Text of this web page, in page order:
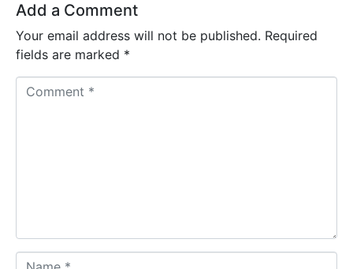
Add a Comment
Your email address will not be published. Required
fields are marked *